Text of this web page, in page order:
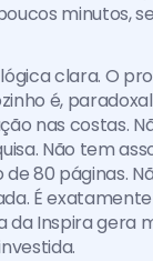
minutos,
clara. O
é,
nas costas.
Não tem
80 páginas.
É
da Inspira gera